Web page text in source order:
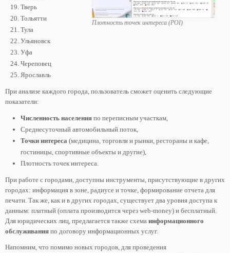
Плотность точек интереса (POI)
Тверь
Тольятти
Тула
Ульяновск
Уфа
Череповец
Ярославль
При анализе каждого города, пользователь сможет оценить следующие
показатели:
Численность населения по переписным участкам,
Среднесуточный автомобильный поток,
Точки интереса (медицина, торговля и рынки, рестораны и кафе,
гостиницы, спортивные объекты и другие),
Плотность точек интереса.
При работе с городами, доступны инструменты, присутствующие в других
городах: информация в зоне, радиусе и точке, формирование отчета для
печати. Так же, как и в других городах, существует два уровня доступа к
данным: платный (оплата производится через web-money) и бесплатный.
Для юридических лиц, предлагается также схема информационного
обслуживания по договору информационных услуг.
Напомним, что помимо новых городов, для проведения